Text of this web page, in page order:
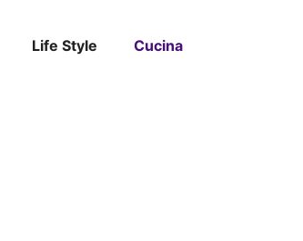
Life Style Cucina